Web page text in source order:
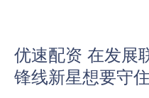
优速配资 在发展
锋线新星想要守